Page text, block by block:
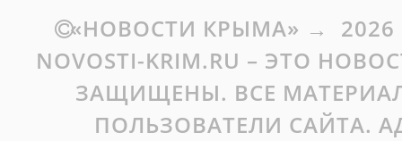
«НОВОСТИ КРЫМА» → 2026
NOVOSTI-KRIM.RU – ЭТО
ЗАЩИЩЕНЫ. ВСЕ
ПОЛЬЗОВАТЕЛИ САЙТА.